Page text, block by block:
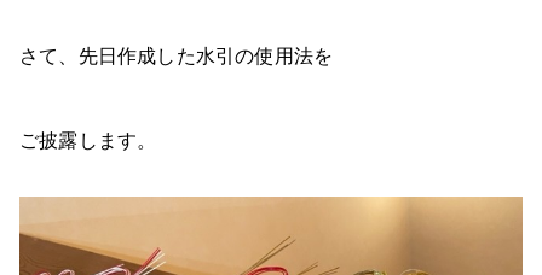
さて、先日作成した水引の使用法を
ご披露します。